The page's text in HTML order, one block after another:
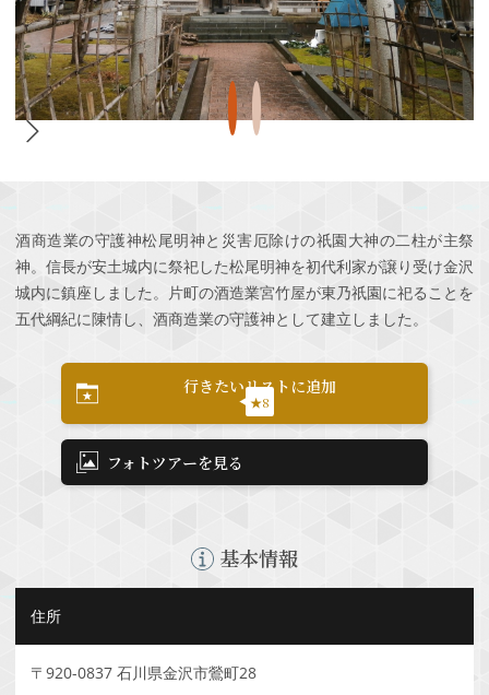
酒商造業の守護神松尾明神と災害厄除けの祇園大神の二柱が主祭
神。信長が安土城内に祭祀した松尾明神を初代利家が譲り受け金沢
城内に鎮座しました。片町の酒造業宮竹屋が東乃祇園に祀ることを
五代綱紀に陳情し、酒商造業の守護神として建立しました。
行きたいリストに追加
★8
フォトツアーを見る
基本情報
住所
〒920-0837 石川県金沢市鶯町28